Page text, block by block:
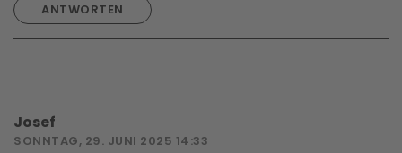
ANTWORTEN
Josef
SONNTAG, 29. JUNI 2025 14:33